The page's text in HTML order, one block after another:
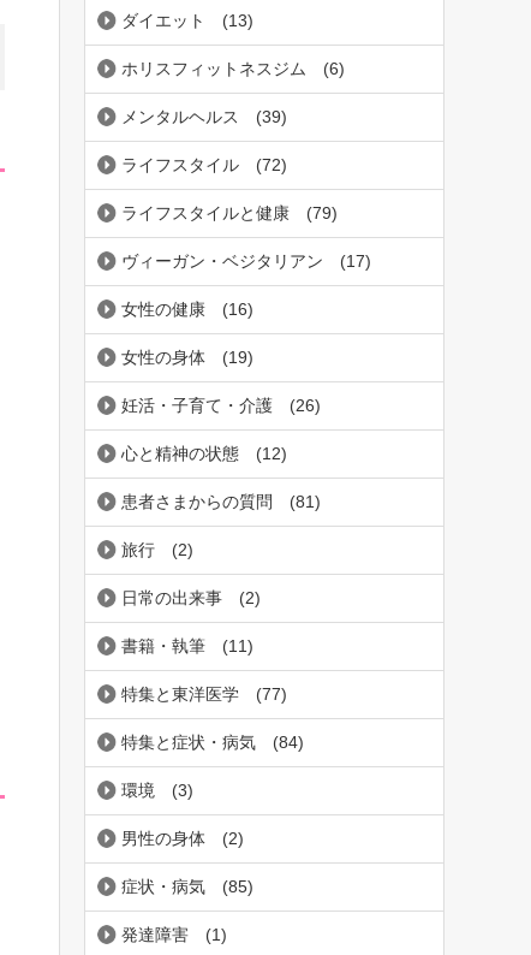
ダイエット (13)
ホリスフィットネスジム (6)
メンタルヘルス (39)
ライフスタイル (72)
ライフスタイルと健康 (79)
ヴィーガン・ベジタリアン (17)
女性の健康 (16)
女性の身体 (19)
妊活・子育て・介護 (26)
心と精神の状態 (12)
患者さまからの質問 (81)
旅行 (2)
日常の出来事 (2)
書籍・執筆 (11)
特集と東洋医学 (77)
特集と症状・病気 (84)
環境 (3)
男性の身体 (2)
症状・病気 (85)
発達障害 (1)